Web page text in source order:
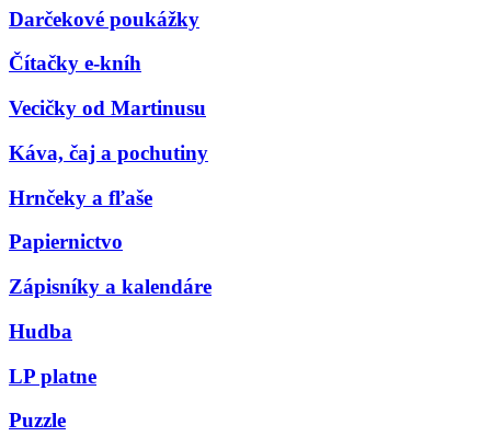
Darčekové poukážky
Čítačky e-kníh
Vecičky od Martinusu
Káva, čaj a pochutiny
Hrnčeky a fľaše
Papiernictvo
Zápisníky a kalendáre
Hudba
LP platne
Puzzle